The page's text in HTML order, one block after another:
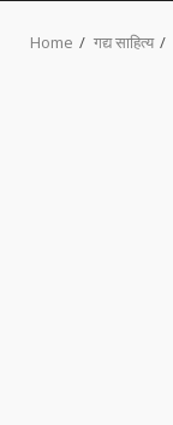
Home गद्य साहित्य